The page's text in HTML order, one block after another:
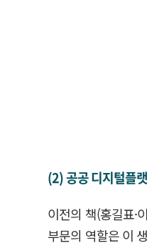
(2) 공공 디지털플
이전의 책(홍길표·
부문의 역할은 이